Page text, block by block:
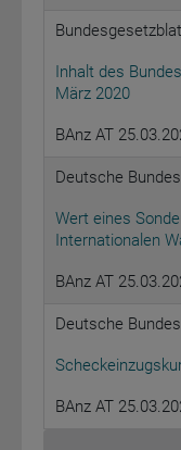
Inhalt des
März 2020
BAnz AT
Deutsche
Wert eines
Internationalen
BAnz AT
Deutsche
BAnz AT